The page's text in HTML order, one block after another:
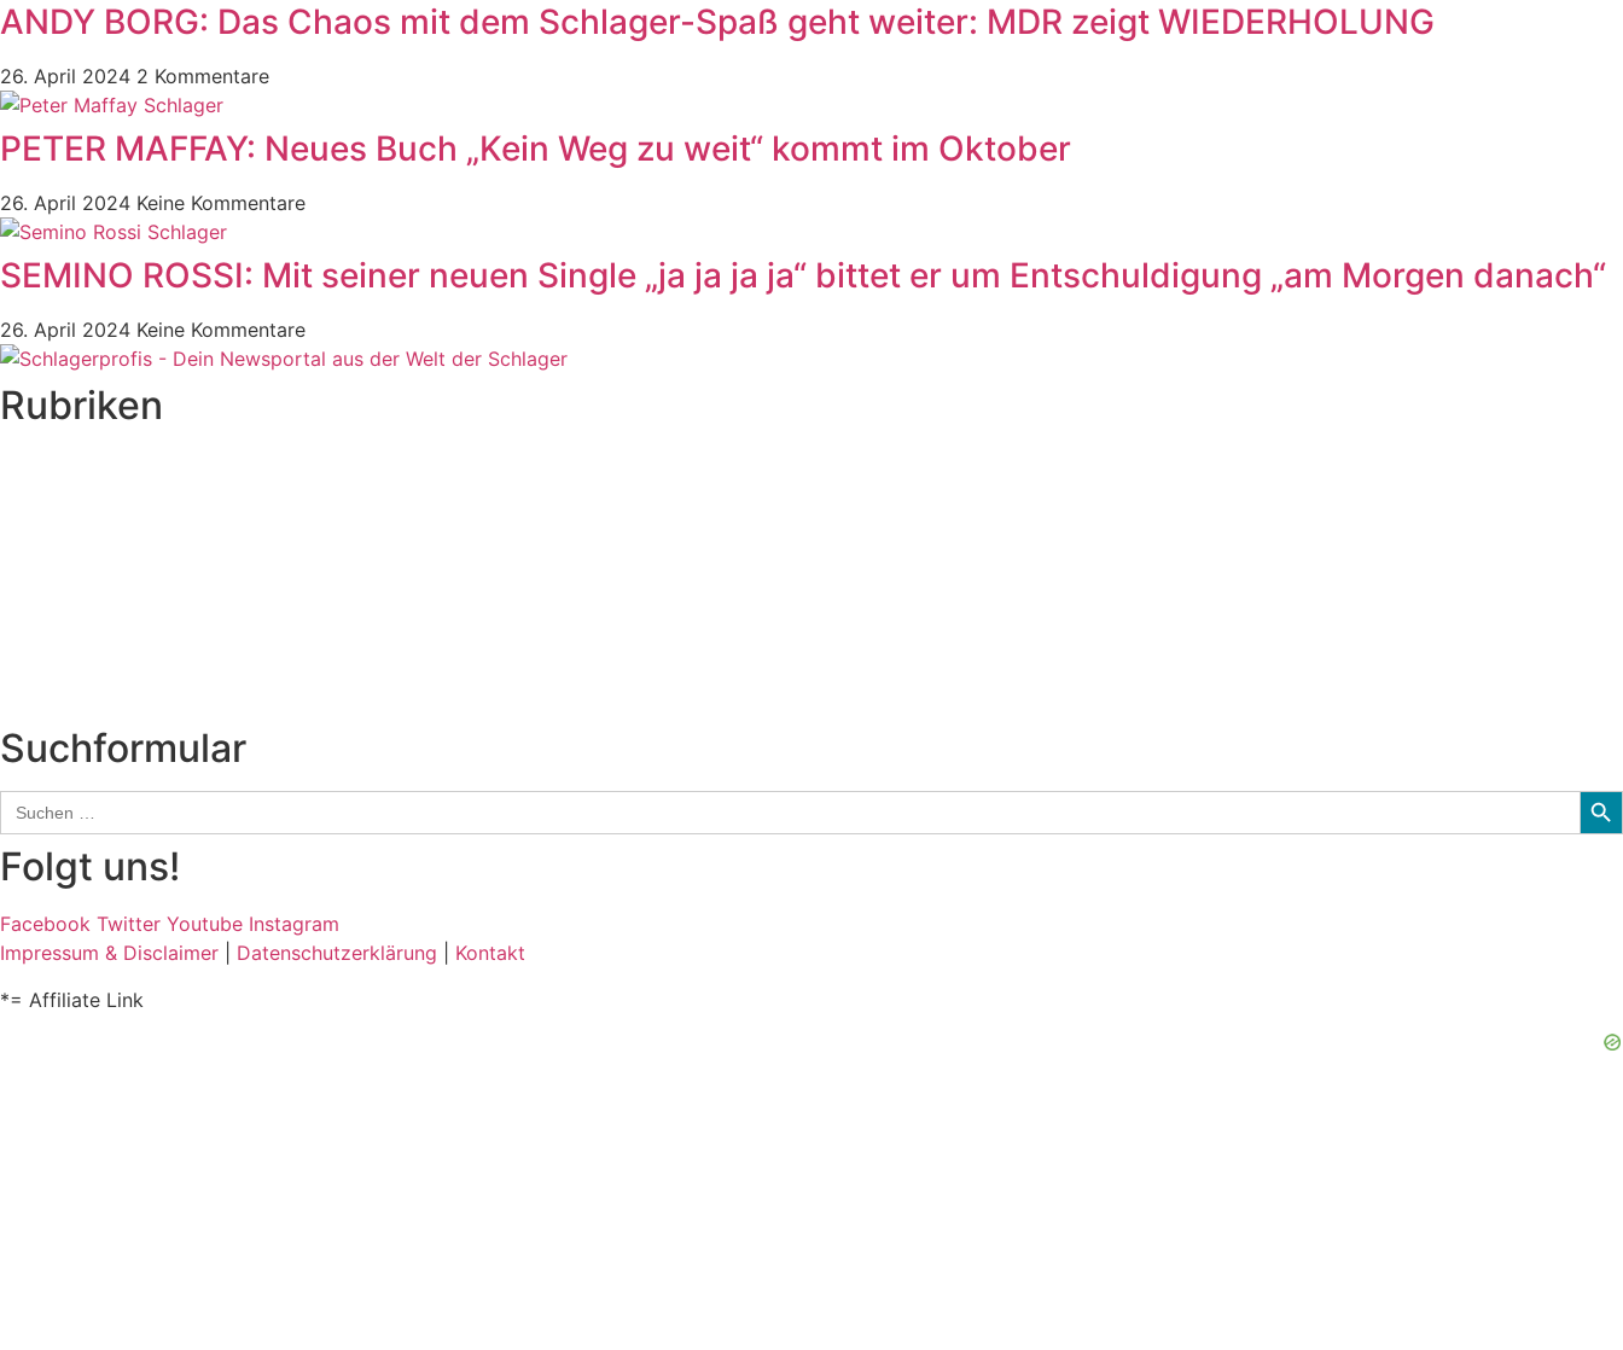
ANDY BORG: Das Chaos mit dem Schlager-Spaß geht weiter: MDR zeigt WIEDERHOLUNG
26. April 2024 2 Kommentare
PETER MAFFAY: Neues Buch „Kein Weg zu weit“ kommt im Oktober
26. April 2024 Keine Kommentare
SEMINO ROSSI: Mit seiner neuen Single „ja ja ja ja“ bittet er um Entschuldigung „am Morgen danach“
26. April 2024 Keine Kommentare
Rubriken
Suchformular
Search
for:
Folgt uns!
Facebook Twitter Youtube Instagram
Impressum & Disclaimer
Datenschutzerklärung
Kontakt
*= Affiliate Link